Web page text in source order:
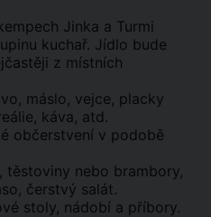
Jinka a Turmi
kuchař. Jídlo bude
z místních
máslo, vejce, placky
káva, atd.
občerstvení v podobě
nebo brambory,
čerstvý salát.
stoly, nádobí a příbory.